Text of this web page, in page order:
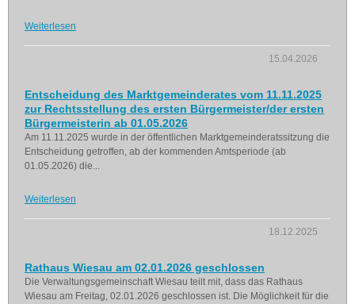
Weiterlesen
15.04.2026
Entscheidung des Marktgemeinderates vom 11.11.2025
zur Rechtsstellung des ersten Bürgermeister/der ersten
Bürgermeisterin ab 01.05.2026
Am 11.11.2025 wurde in der öffentlichen Marktgemeinderatssitzung die
Entscheidung getroffen, ab der kommenden Amtsperiode (ab
01.05.2026) die...
Weiterlesen
18.12.2025
Rathaus Wiesau am 02.01.2026 geschlossen
Die Verwaltungsgemeinschaft Wiesau teilt mit, dass das Rathaus
Wiesau am Freitag, 02.01.2026 geschlossen ist. Die Möglichkeit für die